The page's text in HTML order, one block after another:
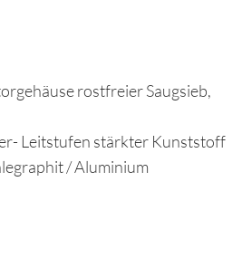
rostfreier Saugsieb,
Leitstufen stärkter Kunststoff
/ Aluminium